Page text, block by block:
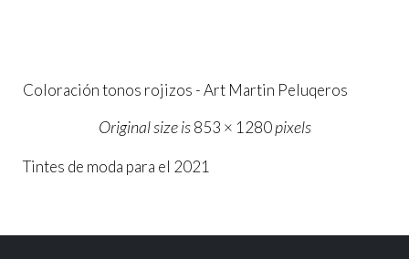
Coloración tonos rojizos - Art Martin Peluqeros
Original size is853 × 1280pixels
Tintes de moda para el 2021